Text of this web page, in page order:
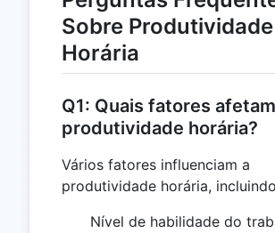
Sobre Produtividade
Horária
Q1: Quais fatores
produtividade horária?
Vários fatores influenciam a
produtividade horária,
Nível de habilidade do